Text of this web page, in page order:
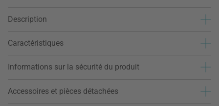
Description
Caractéristiques
Informations sur la sécurité du produit
Accessoires et pièces détachées